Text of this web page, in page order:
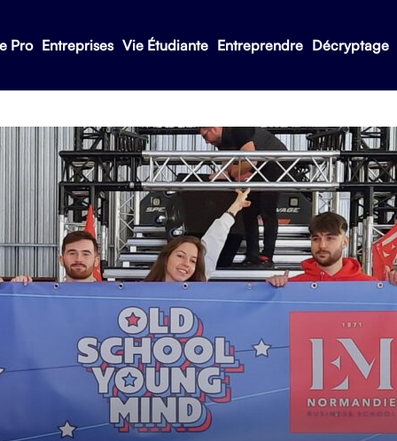
Pro Entreprises Vie Étudiante Entreprendre Décryptage